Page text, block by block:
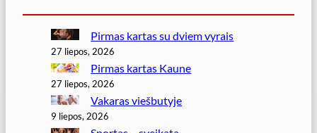
Pirmas kartas su dviem vyrais
27 liepos, 2026
Pirmas kartas Kaune
27 liepos, 2026
Vakaras viešbutyje
9 liepos, 2026